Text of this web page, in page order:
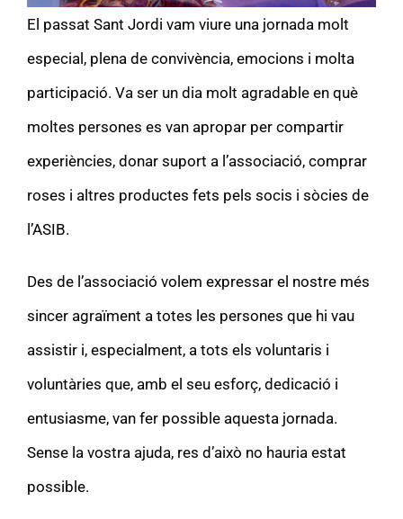
El passat Sant Jordi vam viure una jornada molt
especial, plena de convivència, emocions i molta
participació. Va ser un dia molt agradable en què
moltes persones es van apropar per compartir
experiències, donar suport a l’associació, comprar
roses i altres productes fets pels socis i sòcies de
l’ASIB.
Des de l’associació volem expressar el nostre més
sincer agraïment a totes les persones que hi vau
assistir i, especialment, a tots els voluntaris i
voluntàries que, amb el seu esforç, dedicació i
entusiasme, van fer possible aquesta jornada.
Sense la vostra ajuda, res d’això no hauria estat
possible.